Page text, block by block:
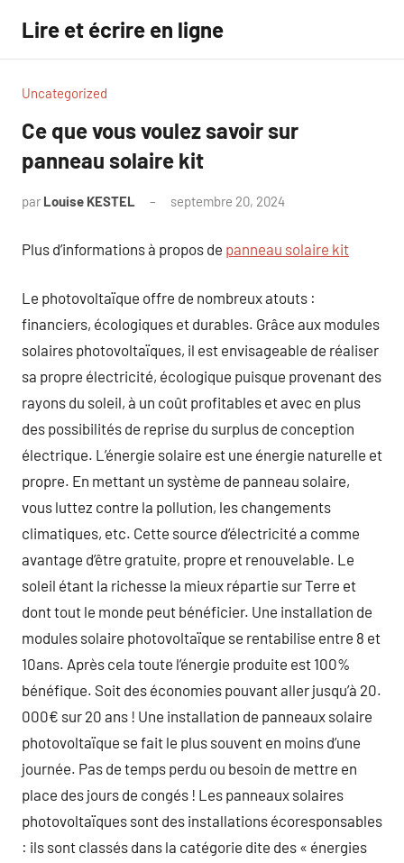
contenu
Lire et écrire en ligne
Uncategorized
Ce que vous voulez savoir sur
panneau solaire kit
par Louise KESTEL septembre 20, 2024
Plus d’informations à propos de panneau solaire kit
Le photovoltaïque offre de nombreux atouts :
financiers, écologiques et durables. Grâce aux modules
solaires photovoltaïques, il est envisageable de réaliser
sa propre électricité, écologique puisque provenant des
rayons du soleil, à un coût profitables et avec en plus
des possibilités de reprise du surplus de conception
électrique. L’énergie solaire est une énergie naturelle et
propre. En mettant un système de panneau solaire,
vous luttez contre la pollution, les changements
climatiques, etc. Cette source d’électricité a comme
avantage d’être gratuite, propre et renouvelable. Le
soleil étant la richesse la mieux répartie sur Terre et
dont tout le monde peut bénéficier. Une installation de
modules solaire photovoltaïque se rentabilise entre 8 et
10ans. Après cela toute l’énergie produite est 100%
bénéfique. Soit des économies pouvant aller jusqu’à 20.
000€ sur 20 ans ! Une installation de panneaux solaire
photovoltaïque se fait le plus souvent en moins d’une
journée. Pas de temps perdu ou besoin de mettre en
place des jours de congés ! Les panneaux solaires
photovoltaïques sont des installations écoresponsables
: ils sont classés dans la catégorie dite des « énergies